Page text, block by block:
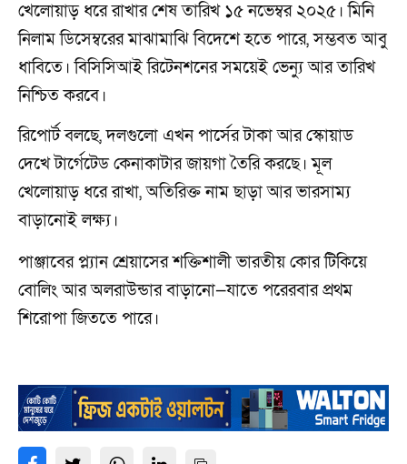
খেলোয়াড় ধরে রাখার শেষ তারিখ ১৫ নভেম্বর ২০২৫। মিনি
নিলাম ডিসেম্বরের মাঝামাঝি বিদেশে হতে পারে, সম্ভবত আবু
ধাবিতে। বিসিসিআই রিটেনশনের সময়েই ভেন্যু আর তারিখ
নিশ্চিত করবে।
রিপোর্ট বলছে, দলগুলো এখন পার্সের টাকা আর স্কোয়াড
দেখে টার্গেটেড কেনাকাটার জায়গা তৈরি করছে। মূল
খেলোয়াড় ধরে রাখা, অতিরিক্ত নাম ছাড়া আর ভারসাম্য
বাড়ানোই লক্ষ্য।
পাঞ্জাবের প্ল্যান শ্রেয়াসের শক্তিশালী ভারতীয় কোর টিকিয়ে
বোলিং আর অলরাউন্ডার বাড়ানো—যাতে পরেরবার প্রথম
শিরোপা জিততে পারে।